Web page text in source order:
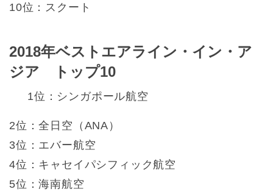
10位：スクート
2018年ベストエアライン・イン・ア
ジア トップ10
1位：シンガポール航空
2位：全日空（ANA）
3位：エバー航空
4位：キャセイパシフィック航空
5位：海南航空